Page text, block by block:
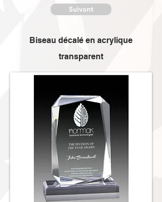
Suivant
Biseau décalé en acrylique
transparent